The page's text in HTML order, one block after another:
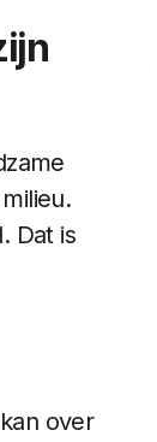
Dat is
over